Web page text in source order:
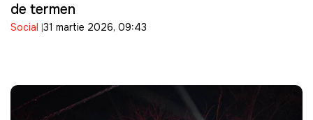
de termen
Social 31 martie 2026, 09:43